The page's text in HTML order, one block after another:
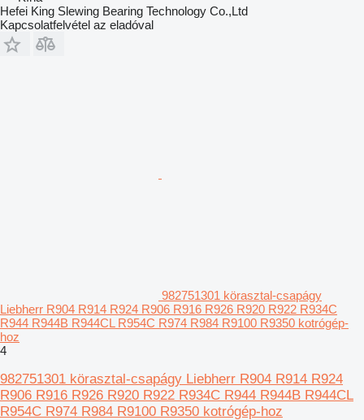
Hefei King Slewing Bearing Technology Co.,Ltd
Kapcsolatfelvétel az eladóval
982751301 körasztal-csapágy
Liebherr R904 R914 R924 R906 R916 R926 R920 R922 R934C
R944 R944B R944CL R954C R974 R984 R9100 R9350 kotrógép-
hoz
4
982751301 körasztal-csapágy Liebherr R904 R914 R924
R906 R916 R926 R920 R922 R934C R944 R944B R944CL
R954C R974 R984 R9100 R9350 kotrógép-hoz